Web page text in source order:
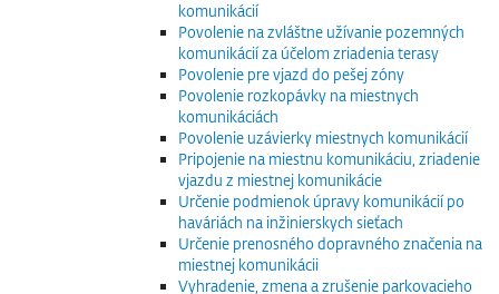
komunikácií
Povolenie na zvláštne užívanie pozemných
komunikácií za účelom zriadenia terasy
Povolenie pre vjazd do pešej zóny
Povolenie rozkopávky na miestnych
komunikáciách
Povolenie uzávierky miestnych komunikácií
Pripojenie na miestnu komunikáciu, zriadenie
vjazdu z miestnej komunikácie
Určenie podmienok úpravy komunikácií po
haváriách na inžinierskych sieťach
Určenie prenosného dopravného značenia na
miestnej komunikácii
Vyhradenie, zmena a zrušenie parkovacieho